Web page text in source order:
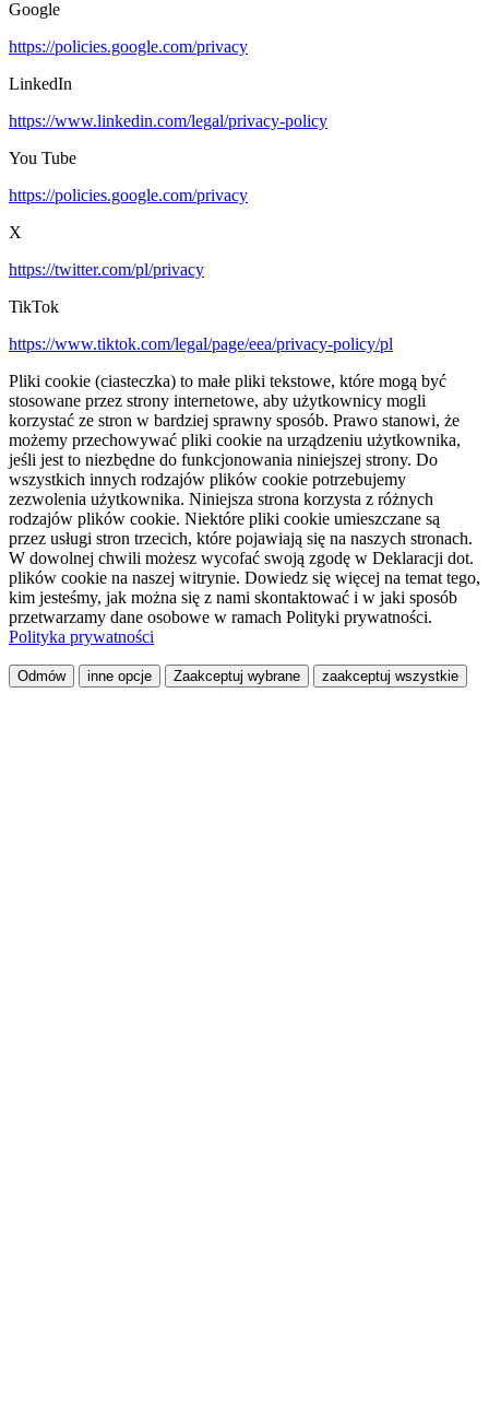
Google
https://policies.google.com/privacy
LinkedIn
https://www.linkedin.com/legal/privacy-policy
You Tube
https://policies.google.com/privacy
X
https://twitter.com/pl/privacy
TikTok
https://www.tiktok.com/legal/page/eea/privacy-policy/pl
Pliki cookie (ciasteczka) to małe pliki tekstowe, które mogą być
stosowane przez strony internetowe, aby użytkownicy mogli
korzystać ze stron w bardziej sprawny sposób. Prawo stanowi, że
możemy przechowywać pliki cookie na urządzeniu użytkownika,
jeśli jest to niezbędne do funkcjonowania niniejszej strony. Do
wszystkich innych rodzajów plików cookie potrzebujemy
zezwolenia użytkownika. Niniejsza strona korzysta z różnych
rodzajów plików cookie. Niektóre pliki cookie umieszczane są
przez usługi stron trzecich, które pojawiają się na naszych stronach.
W dowolnej chwili możesz wycofać swoją zgodę w Deklaracji dot.
plików cookie na naszej witrynie. Dowiedz się więcej na temat tego,
kim jesteśmy, jak można się z nami skontaktować i w jaki sposób
przetwarzamy dane osobowe w ramach Polityki prywatności.
Polityka prywatności
Odmów inne opcje Zaakceptuj wybrane zaakceptuj wszystkie